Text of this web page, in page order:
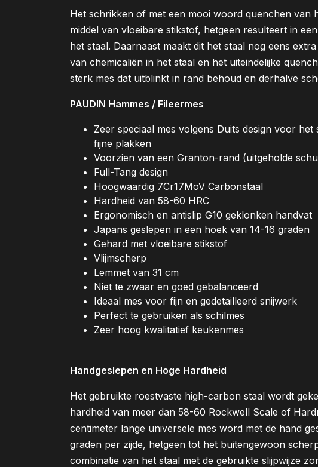
Het schrikken of met een mooi woord quenchen van
middel van vloeibare stikstof, hetgeen resulteert in
het staal. Daarnaast maakt dit het staal nog eens
van chemicaliën in het staal en het uiteindelijke
sterk mes dat uitblinkt in rand behoud en derhalve
PAUDIN Hammes / Fileermes
Zeer speciaal mes volgens Duits design voor
fijne plakken
Voorzien van een Granton-rand (uitgeholde
Full-Tang design
Hoogwaardig 7Cr17MoV Carbonstaal
Hardheid van 58-60 HRC
Ergonomisch en antislip G10 geklonken handvat
Japans geslepen in een hoek van 14-16 graden
Gehard met vloeibare stikstof
Vlijmscherp
Lemmet van 31 cm
Niet te zwaar en goed gebalanceerd
Ideaal mes voor fijn en gedetailleerd snijwerk
Perfect te gebruiken als schilmes
Zeer hoog kwalitatief keukenmes
Handgeslepen en Hoge Hardheid
Het gebruikte roestvaste high-carbon staal wordt
hardheid van meer dan 58-60 Rockwell Scale of
centimeter lange universele mes word met de hand
graden per zijde, hetgeen tot het buitengewoon
combinatie van het staal met de gebruikte slijpwijze